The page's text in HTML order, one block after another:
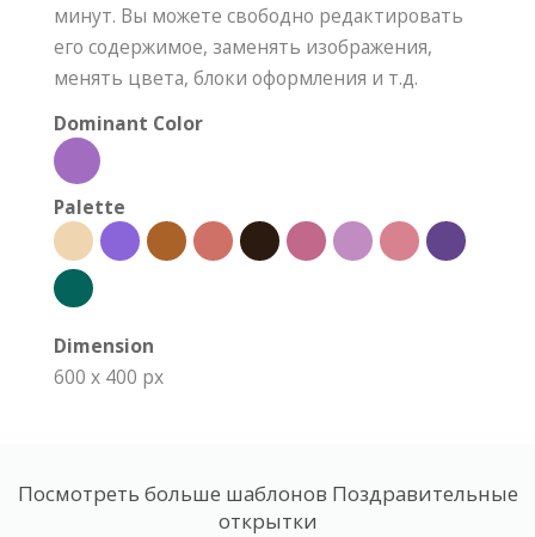
минут. Вы можете свободно редактировать
его содержимое, заменять изображения,
менять цвета, блоки оформления и т.д.
Dominant Color
Palette
Dimension
600 x 400 px
Посмотреть больше шаблонов Поздравительные
открытки